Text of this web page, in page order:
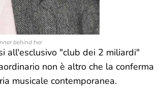
behind her
all'esclusivo "club dei 2 miliardi"
non è altro che la conferma
musicale contemporanea.